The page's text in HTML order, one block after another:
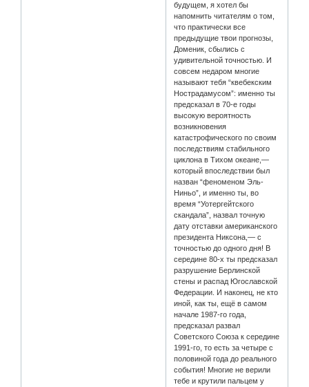
будущем, я хотел бы
напомнить читателям о том,
что практически все
предыдущие твои прогнозы,
Доменик, сбылись с
удивительной точностью. И
совсем недаром многие
называют тебя “квебекским
Нострадамусом”: именно ты
предсказал в 70-е годы
высокую вероятность
возникновения
катастрофического по своим
последствиям стабильного
циклона в Тихом океане,—
который впоследствии был
назван “феноменом Эль-
Ниньо”, и именно ты, во
время “Уотергейтского
скандала”, назвал точную
дату отставки американского
президента Никсона,— с
точностью до одного дня! В
середине 80-х ты предсказал
разрушение Берлинской
стены и распад Югославской
Федерации. И наконец, не кто
иной, как ты, ещё в самом
начале 1987-го года,
предсказал развал
Советского Союза к середине
1991-го, то есть за четыре с
половиной года до реального
события! Многие не верили
тебе и крутили пальцем у